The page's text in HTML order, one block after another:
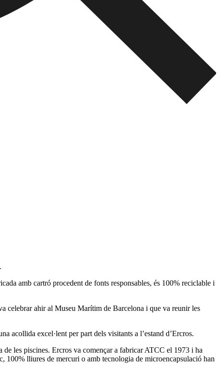
amb cartró procedent de fonts responsables, és 100% reciclable i
celebrar ahir al Museu Marítim de Barcelona i que va reunir les
acollida excel·lent per part dels visitants a l’estand d’Ercros.
les piscines. Ercros va començar a fabricar ATCC el 1973 i ha
100% lliures de mercuri o amb tecnologia de microencapsulació han